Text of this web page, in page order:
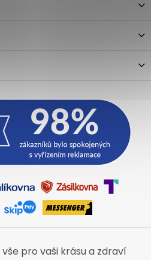
pro vaši krásu a zdraví